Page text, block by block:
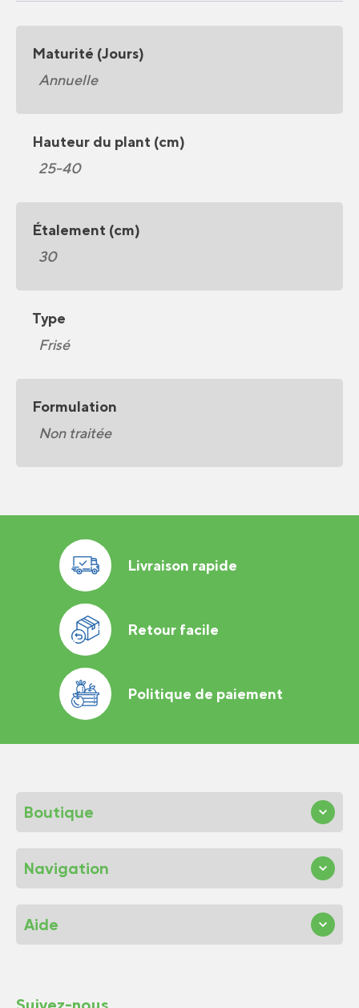
Maturité (Jours)
Annuelle
Hauteur du plant (cm)
25-40
Étalement (cm)
30
Type
Frisé
Formulation
Non traitée
Livraison rapide
Retour facile
Politique de paiement
Boutique
Navigation
Aide